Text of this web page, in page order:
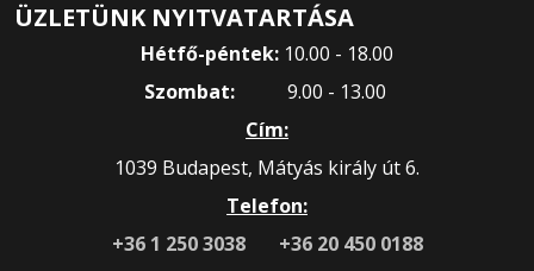
ÜZLETÜNK NYITVATARTÁSA
Hétfő-péntek: 10.00 - 18.00
Szombat:
9.00 - 13.00
Cím:
1039 Budapest, Mátyás király út 6.
Telefon:
+36 1 250 3038
+36 20 450 0188